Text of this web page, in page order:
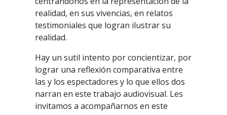
realidad, en sus vivencias, en relatos
testimoniales que logran ilustrar su
realidad.
Hay un sutil intento por concientizar, por
lograr una reflexión comparativa entre
las y los espectadores y lo que ellos dos
narran en este trabajo audiovisual. Les
invitamos a acompañarnos en este